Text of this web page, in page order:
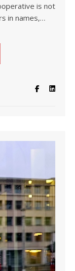
is not
in names,…